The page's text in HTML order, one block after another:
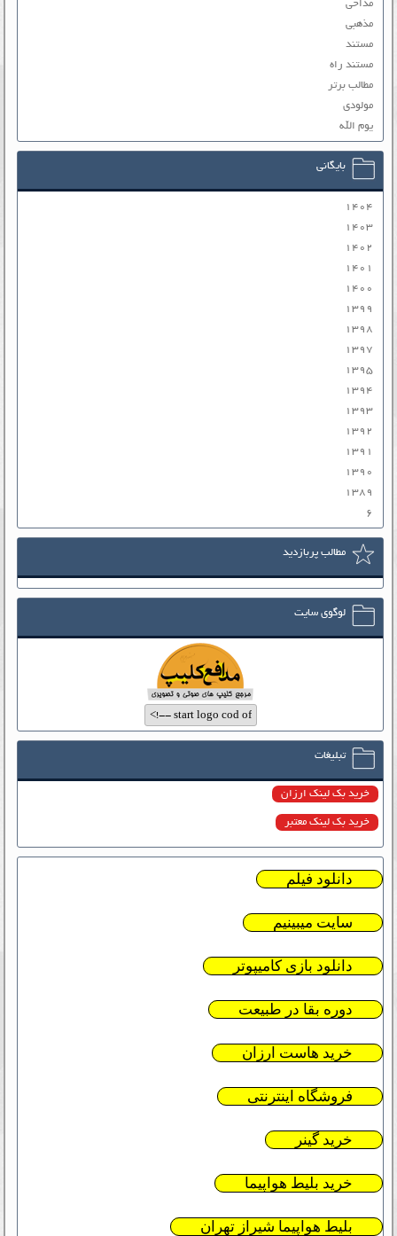
مداحی
مذهبی
مستند
مستند راه
مطالب برتر
مولودی
یوم الله
بایگانی
۱۴۰۴
۱۴۰۳
۱۴۰۲
۱۴۰۱
۱۴۰۰
۱۳۹۹
۱۳۹۸
۱۳۹۷
۱۳۹۵
۱۳۹۴
۱۳۹۳
۱۳۹۲
۱۳۹۱
۱۳۹۰
۱۳۸۹
۶
مطالب پربازدید
لوگوی سایت
تبلیغات
خرید بک لینک ارزان
خرید بک لینک معتبر
دانلود فیلم
سایت میبینیم
دانلود بازی کامیپوتر
دوره بقا در طبیعت
خرید هاست ارزان
فروشگاه اینترنتی
خرید گینر
خرید بلیط هواپیما
بلیط هواپیما شیراز تهران